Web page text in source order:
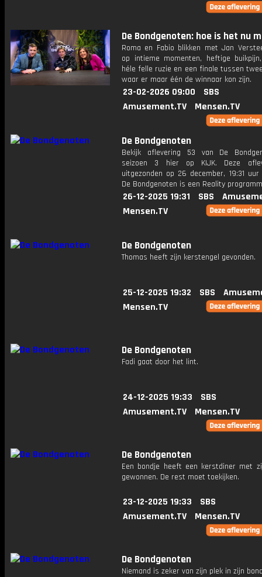
De Bondgenoten: hoe is het nu
Roma en Fabio blikken met Jan
op intieme momenten, heftige
héle felle ruzie en een finale tussen
waar er maar één de winnaar kon zijn.
23-02-2026 09:00
SBS
Amusement.TV
Mensen.TV
De Bondgenoten
Bekijk aflevering 53 van De
seizoen 3 hier op KIJK. Deze
uitgezonden op 26 december, 19:31
De Bondgenoten is een Reality
26-12-2025 19:31 SBS
Mensen.TV
De Bondgenoten
Thomas heeft zijn kerstengel gevonden.
25-12-2025 19:32 SBS
Mensen.TV
De Bondgenoten
Fadi gaat door het lint.
24-12-2025 19:33
SBS
Amusement.TV
Mensen.TV
De Bondgenoten
Een bondje heeft een kerstdiner met
gewonnen. De rest moet toekijken.
23-12-2025 19:33
SBS
Amusement.TV
Mensen.TV
De Bondgenoten
Niemand is zeker van zijn plek in zijn